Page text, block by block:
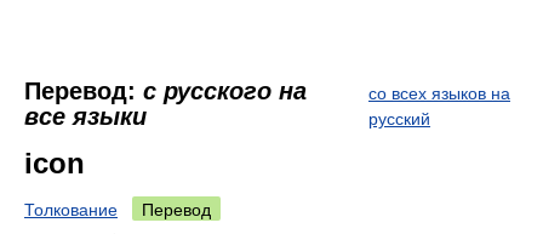
Перевод: с русского на
все языки
со всех языков на
русский
icon
Толкование Перевод